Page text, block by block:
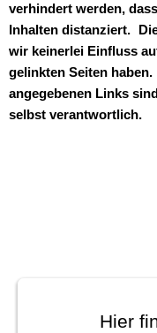
verhindert werden,
Inhalten distanziert.
wir keinerlei Einfluss
gelinkten Seiten
angegebenen Links
selbst verantwortlich.
Hier